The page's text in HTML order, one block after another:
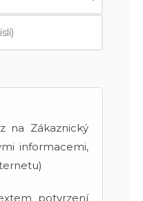
na Zákaznický
informacemi,
potvrzení